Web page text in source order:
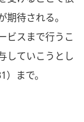
待される。
ビスまで行うこ
していこうとし
まで。